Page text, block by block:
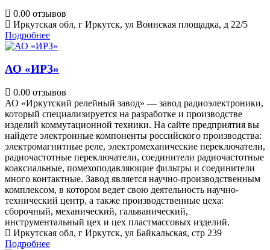
0.00 отзывов
Иркутская обл, г Иркутск, ул Воинская площадка, д 22/5
Подробнее
АО «ИРЗ»
0.00 отзывов
АО «Иркутский релейный завод» — завод радиоэлектроники,
который специализируется на разработке и производстве
изделий коммутационной техники. На сайте предприятия вы
найдете электронные компоненты российского производства:
электромагнитные реле, электромеханические переключатели,
радиочастотные переключатели, соединители радиочастотные
коаксиальные, помехоподавляющие фильтры и соединители
много контактные. Завод является научно-производственным
комплексом, в котором ведет свою деятельность научно-
технический центр, а также производственные цеха:
сборочный, механический, гальванический,
инструментальный цех и цех пластмассовых изделий.
Иркутская обл, г Иркутск, ул Байкальская, стр 239
Подробнее